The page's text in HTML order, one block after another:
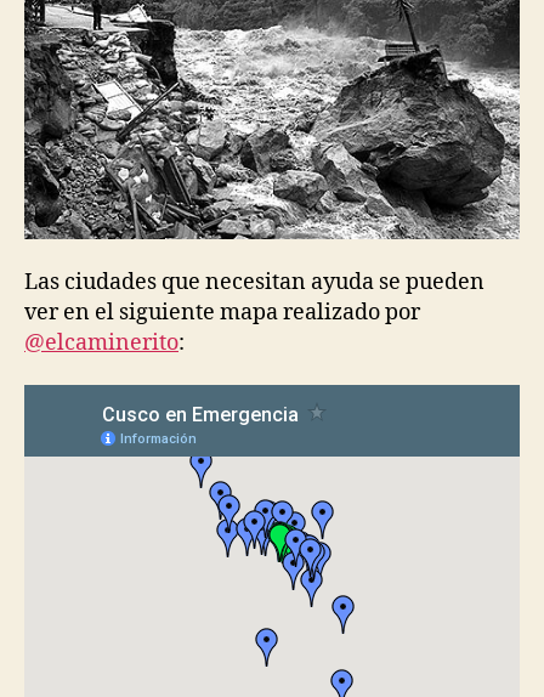
Las ciudades que necesitan ayuda se pueden
ver en el siguiente mapa realizado por
@elcaminerito: